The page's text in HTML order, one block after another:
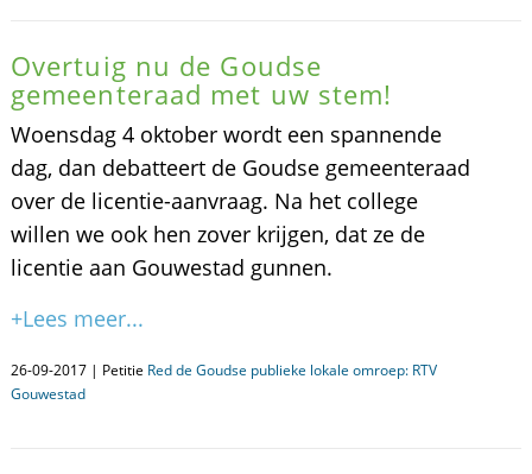
Overtuig nu de Goudse
gemeenteraad met uw stem!
Woensdag 4 oktober wordt een spannende
dag, dan debatteert de Goudse gemeenteraad
over de licentie-aanvraag. Na het college
willen we ook hen zover krijgen, dat ze de
licentie aan Gouwestad gunnen.
+Lees meer...
26-09-2017 | Petitie Red de Goudse publieke lokale omroep: RTV
Gouwestad